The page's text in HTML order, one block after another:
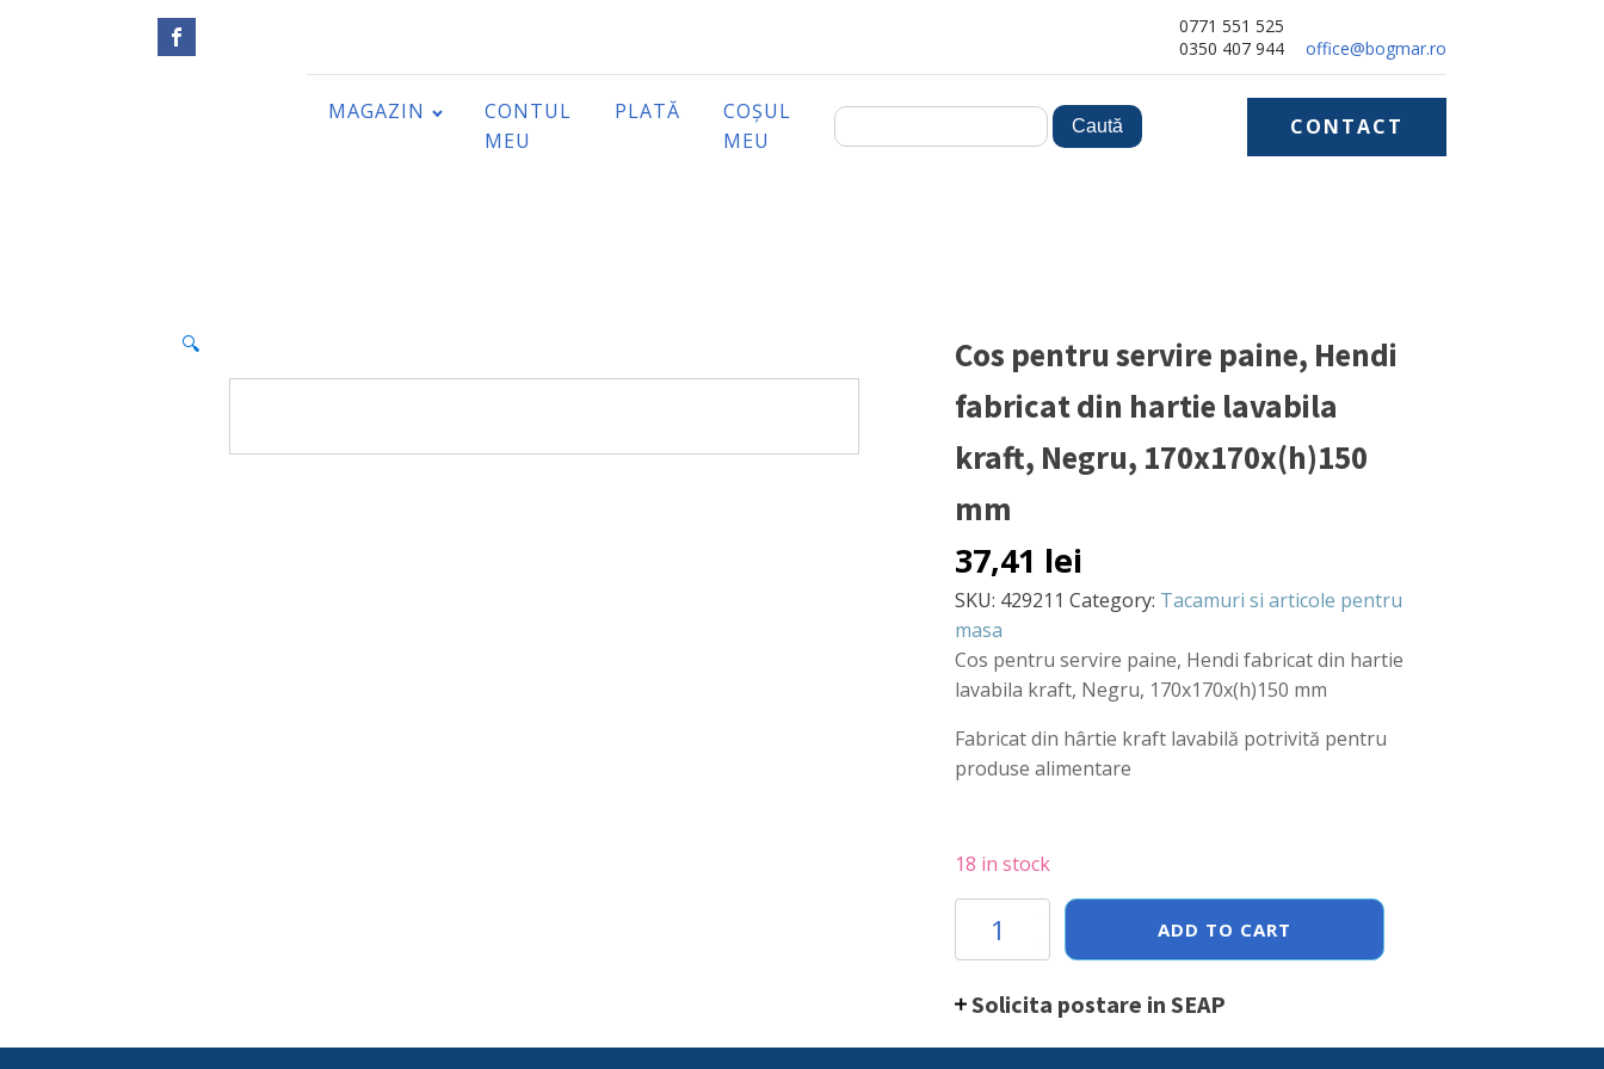
0771 551 525
0350 407 944
office@bogmar.ro
MAGAZIN
CONTUL
MEU
PLATĂ
COȘUL
MEU
CONTACT
🔍
Cos pentru servire paine, Hendi
fabricat din hartie lavabila
kraft, Negru, 170x170x(h)150
mm
37,41 lei
SKU: 429211 Category: Tacamuri si articole pentru
masa
Cos pentru servire paine, Hendi fabricat din hartie
lavabila kraft, Negru, 170x170x(h)150 mm
Fabricat din hârtie kraft lavabilă potrivită pentru
produse alimentare
18 in stock
pentru
servire
Hendi
ADD TO CART
Solicita postare in SEAP